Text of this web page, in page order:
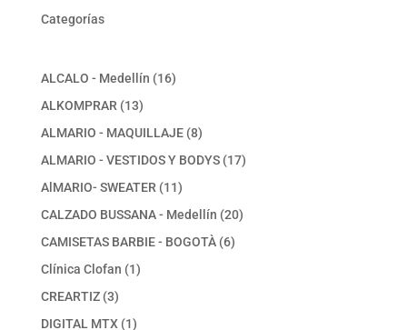
Categorías
ALCALO - Medellín 1616
ALKOMPRAR 1313
productos
ALMARIO - MAQUILLAJE 88
productos
ALMARIO - VESTIDOS Y BODYS 1717
AlMARIO- SWEATER 1111
productos
CALZADO BUSSANA - Medellín 2020
CAMISETAS BARBIE - BOGOTÀ 66
Clínica Clofan 11
CREARTIZ 33
productos
DIGITAL MTX 11